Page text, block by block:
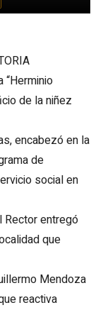
“Herminio
de la niñez
encabezó en la
de
social en
Rector entregó
que
Mendoza
reactiva